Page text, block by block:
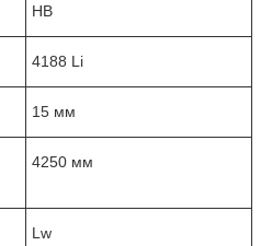
HB
4188 Li
15 мм
4250 мм
Lw